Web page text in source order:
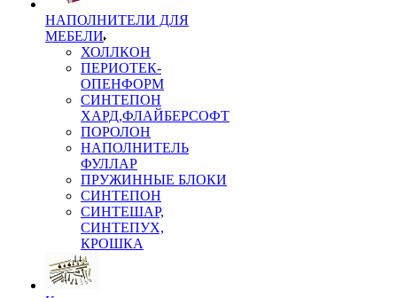
НАПОЛНИТЕЛИ ДЛЯ
МЕБЕЛИ
ХОЛЛКОН
ПЕРИОТЕК-
ОПЕНФОРМ
СИНТЕПОН
ХАРД,ФЛАЙБЕРСОФТ
ПОРОЛОН
НАПОЛНИТЕЛЬ
ФУЛЛАР
ПРУЖИННЫЕ БЛОКИ
СИНТЕПОН
СИНТЕШАР,
СИНТЕПУХ,
КРОШКА